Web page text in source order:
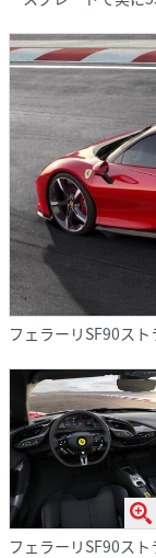
フェラーリSF90スト
フェラーリSF90スト